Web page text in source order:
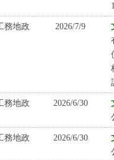
務地政 2026/7/9
務地政 2026/6/30
務地政 2026/6/30